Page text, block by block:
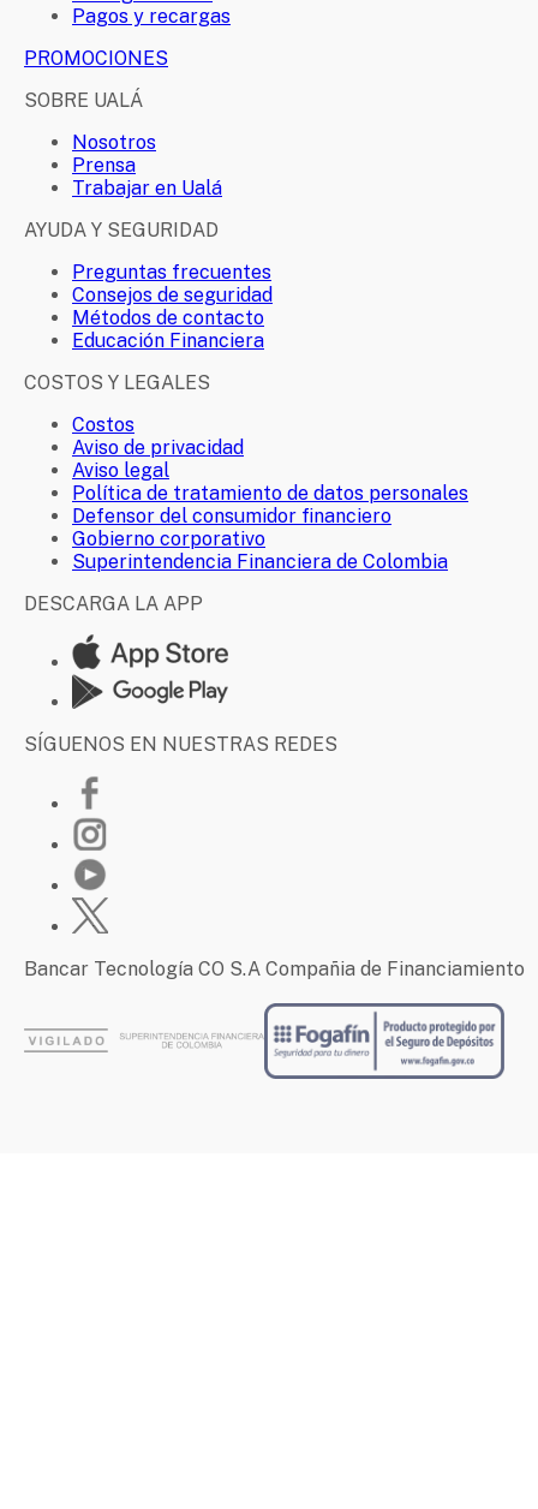
Pagos y recargas
PROMOCIONES
SOBRE UALÁ
Nosotros
Prensa
Trabajar en Ualá
AYUDA Y SEGURIDAD
Preguntas frecuentes
Consejos de seguridad
Métodos de contacto
Educación Financiera
COSTOS Y LEGALES
Costos
Aviso de privacidad
Aviso legal
Política de tratamiento de datos personales
Defensor del consumidor financiero
Gobierno corporativo
Superintendencia Financiera de Colombia
DESCARGA LA APP
SÍGUENOS EN NUESTRAS REDES
Bancar Tecnología CO S.A Compañia de Financiamiento